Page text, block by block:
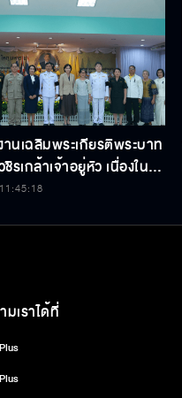
านเฉลิมพระเกียรติพระบาท
ล้าเจ้าอยู่หัว เนื่องใน
มพระชนมพรรษา 74
เราได้ที่